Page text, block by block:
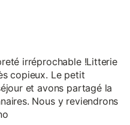
irréprochable !Litterie
copieux. Le petit
et avons partagé la
Nous y reviendrons